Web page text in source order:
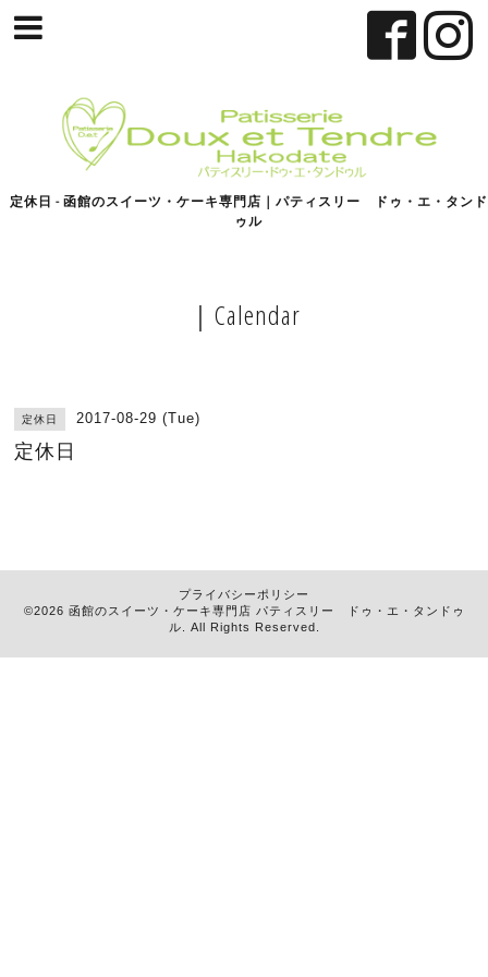
定休日 - 函館のスイーツ・ケーキ専門店｜パティスリー ドゥ・エ・タンド
ゥル
｜Calendar
定休日 2017-08-29 (Tue)
定休日
プライバシーポリシー
©2026 函館のスイーツ・ケーキ専門店 パティスリー ドゥ・エ・タンドゥ
ル . All Rights Reserved.